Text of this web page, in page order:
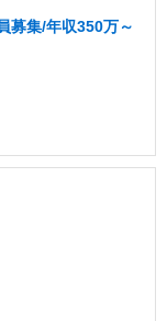
募集/年収350万～